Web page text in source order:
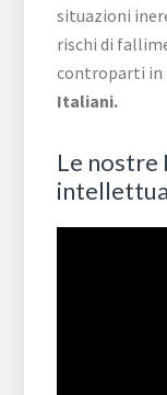
situazioni
rischi di
controparti in
Italiani.
Le nostre